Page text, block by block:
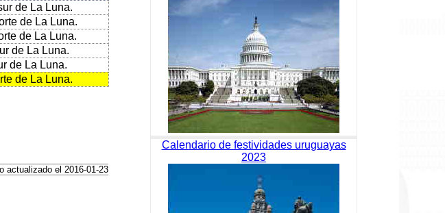
de La Luna.
de La Luna.
de La Luna.
de La Luna.
de La Luna.
de La Luna.
actualizado el 2016-01-23
Calendario de festividades uruguayas
2023